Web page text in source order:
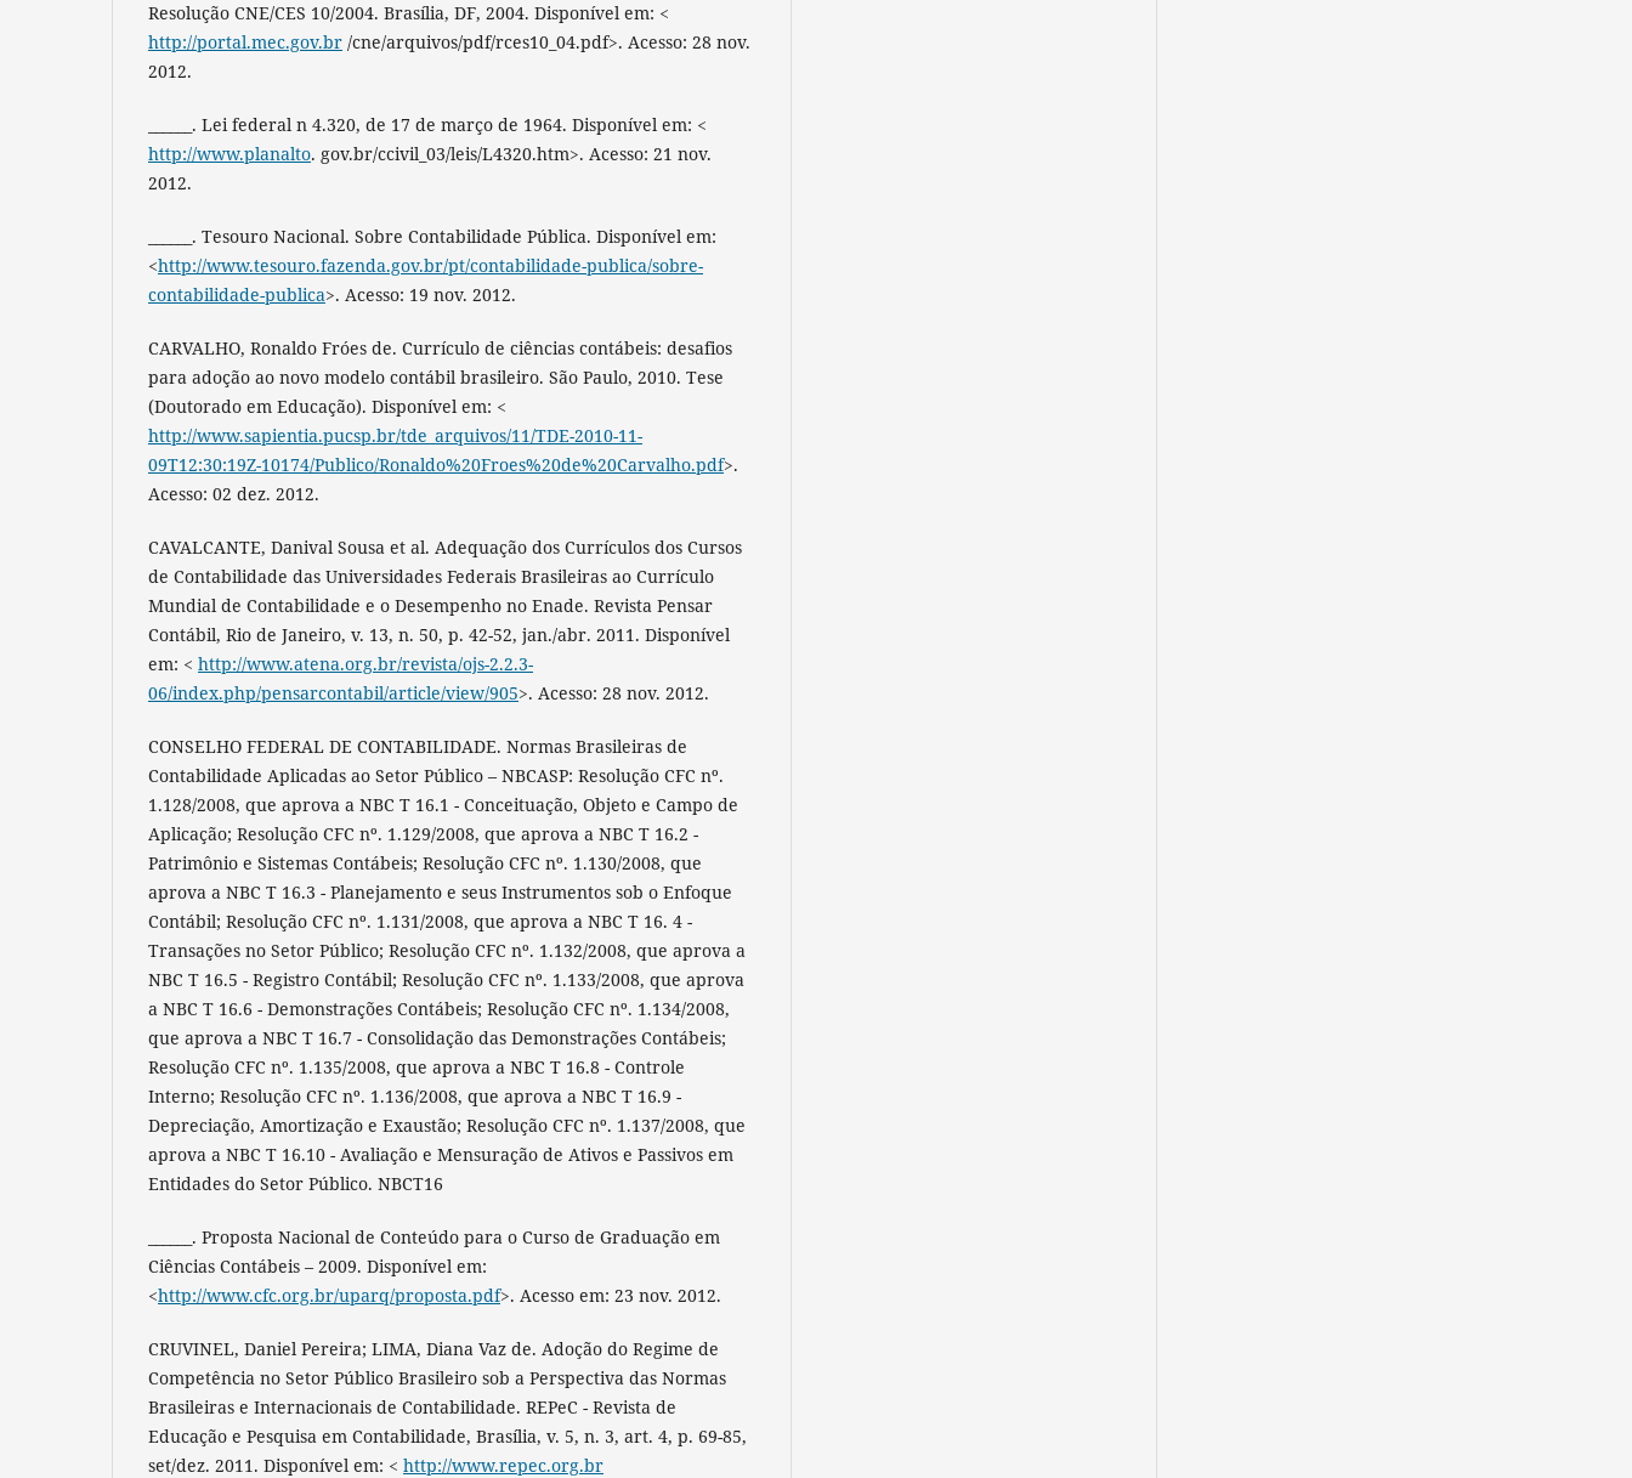
Resolução CNE/CES 10/2004. Brasília, DF, 2004. Disponível em: <
http://portal.mec.gov.br /cne/arquivos/pdf/rces10_04.pdf>. Acesso: 28 nov.
2012.
______. Lei federal n 4.320, de 17 de março de 1964. Disponível em: <
http://www.planalto. gov.br/ccivil_03/leis/L4320.htm>. Acesso: 21 nov.
2012.
______. Tesouro Nacional. Sobre Contabilidade Pública. Disponível em:
<http://www.tesouro.fazenda.gov.br/pt/contabilidade-publica/sobre-
contabilidade-publica>. Acesso: 19 nov. 2012.
CARVALHO, Ronaldo Fróes de. Currículo de ciências contábeis: desafios
para adoção ao novo modelo contábil brasileiro. São Paulo, 2010. Tese
(Doutorado em Educação). Disponível em: <
http://www.sapientia.pucsp.br/tde_arquivos/11/TDE-2010-11-
09T12:30:19Z-10174/Publico/Ronaldo%20Froes%20de%20Carvalho.pdf>.
Acesso: 02 dez. 2012.
CAVALCANTE, Danival Sousa et al. Adequação dos Currículos dos Cursos
de Contabilidade das Universidades Federais Brasileiras ao Currículo
Mundial de Contabilidade e o Desempenho no Enade. Revista Pensar
Contábil, Rio de Janeiro, v. 13, n. 50, p. 42-52, jan./abr. 2011. Disponível
em: < http://www.atena.org.br/revista/ojs-2.2.3-
06/index.php/pensarcontabil/article/view/905>. Acesso: 28 nov. 2012.
CONSELHO FEDERAL DE CONTABILIDADE. Normas Brasileiras de
Contabilidade Aplicadas ao Setor Público – NBCASP: Resolução CFC nº.
1.128/2008, que aprova a NBC T 16.1 - Conceituação, Objeto e Campo de
Aplicação; Resolução CFC nº. 1.129/2008, que aprova a NBC T 16.2 -
Patrimônio e Sistemas Contábeis; Resolução CFC nº. 1.130/2008, que
aprova a NBC T 16.3 - Planejamento e seus Instrumentos sob o Enfoque
Contábil; Resolução CFC nº. 1.131/2008, que aprova a NBC T 16. 4 -
Transações no Setor Público; Resolução CFC nº. 1.132/2008, que aprova a
NBC T 16.5 - Registro Contábil; Resolução CFC nº. 1.133/2008, que aprova
a NBC T 16.6 - Demonstrações Contábeis; Resolução CFC nº. 1.134/2008,
que aprova a NBC T 16.7 - Consolidação das Demonstrações Contábeis;
Resolução CFC nº. 1.135/2008, que aprova a NBC T 16.8 - Controle
Interno; Resolução CFC nº. 1.136/2008, que aprova a NBC T 16.9 -
Depreciação, Amortização e Exaustão; Resolução CFC nº. 1.137/2008, que
aprova a NBC T 16.10 - Avaliação e Mensuração de Ativos e Passivos em
Entidades do Setor Público. NBCT16
______. Proposta Nacional de Conteúdo para o Curso de Graduação em
Ciências Contábeis – 2009. Disponível em:
<http://www.cfc.org.br/uparq/proposta.pdf>. Acesso em: 23 nov. 2012.
CRUVINEL, Daniel Pereira; LIMA, Diana Vaz de. Adoção do Regime de
Competência no Setor Público Brasileiro sob a Perspectiva das Normas
Brasileiras e Internacionais de Contabilidade. REPeC - Revista de
Educação e Pesquisa em Contabilidade, Brasília, v. 5, n. 3, art. 4, p. 69-85,
set/dez. 2011. Disponível em: < http://www.repec.org.br